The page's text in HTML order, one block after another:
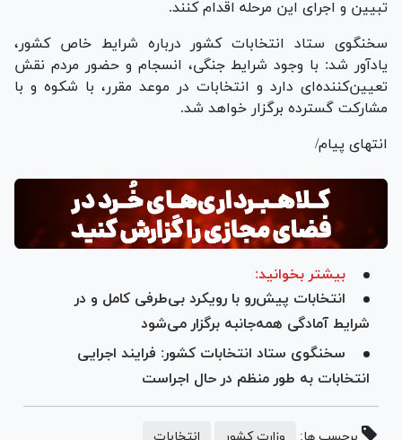
تبیین و اجرای این مرحله اقدام کنند.
سخنگوی ستاد انتخابات کشور درباره شرایط خاص کشور،
یادآور شد: با وجود شرایط جنگی، انسجام و حضور مردم نقش
تعیین‌کننده‌ای دارد و انتخابات در موعد مقرر، با شکوه و با
مشارکت گسترده برگزار خواهد شد.
انتهای پیام/
بیشتر بخوانید:
انتخابات پیش‌رو با رویکرد بی‌طرفی کامل و در
شرایط آمادگی همه‌جانبه برگزار می‌شود
سخنگوی ستاد انتخابات کشور: فرایند‌ اجرایی
انتخابات به طور منظم در حال اجراست
برچسب ها: وزارت کشور انتخابات